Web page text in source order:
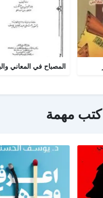
كتب مهمة